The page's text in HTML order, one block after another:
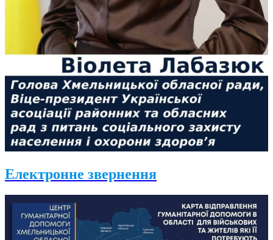
Електронне звернення